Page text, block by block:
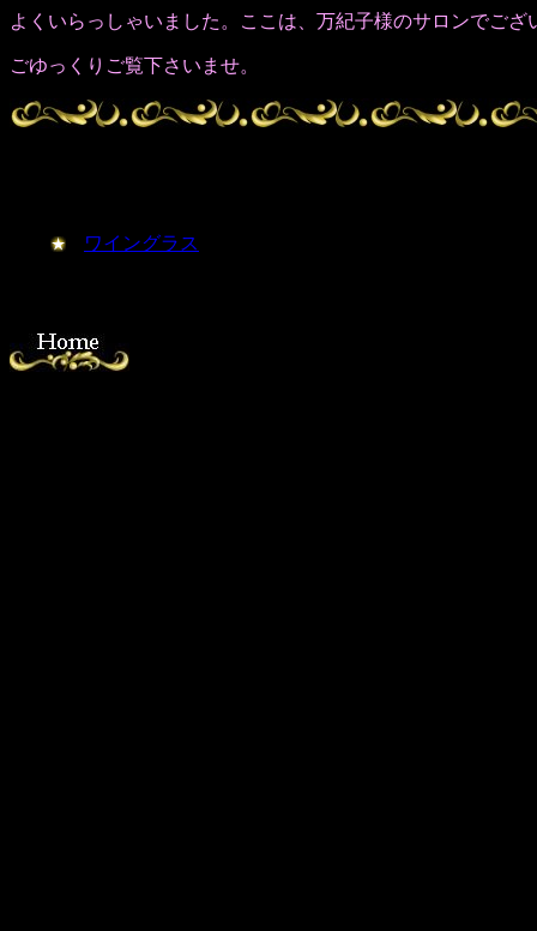
よくいらっしゃいました。ここは、万紀子様のサロンでござ
ごゆっくりご覧下さいませ。
ワイングラス